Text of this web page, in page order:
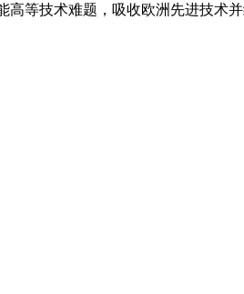
等技术难题，吸收欧洲先进技术